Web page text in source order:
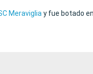
Meraviglia y fue botado